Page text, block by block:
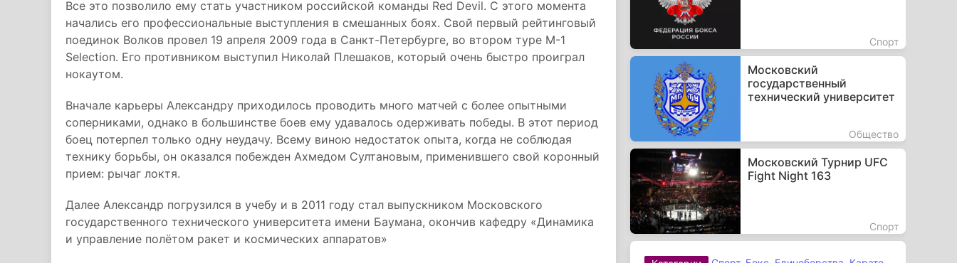
Все это позволило ему стать участником российской команды Red Devil. С этого момента
начались его профессиональные выступления в смешанных боях. Свой первый рейтинговый
поединок Волков провел 19 апреля 2009 года в Санкт-Петербурге, во втором туре M-1
Selection. Его противником выступил Николай Плешаков, который очень быстро проиграл
нокаутом.
Вначале карьеры Александру приходилось проводить много матчей с более опытными
соперниками, однако в большинстве боев ему удавалось одерживать победы. В этот период
боец потерпел только одну неудачу. Всему виною недостаток опыта, когда не соблюдая
технику борьбы, он оказался побежден Ахмедом Султановым, применившего свой коронный
прием: рычаг локтя.
Далее Александр погрузился в учебу и в 2011 году стал выпускником Московского
государственного технического университета имени Баумана, окончив кафедру «Динамика
и управление полётом ракет и космических аппаратов»
Спорт
Московский
государственный
технический университет
Общество
Московский Турнир UFC
Fight Night 163
Спорт